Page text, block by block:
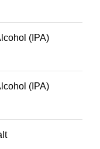
(IPA)
(IPA)